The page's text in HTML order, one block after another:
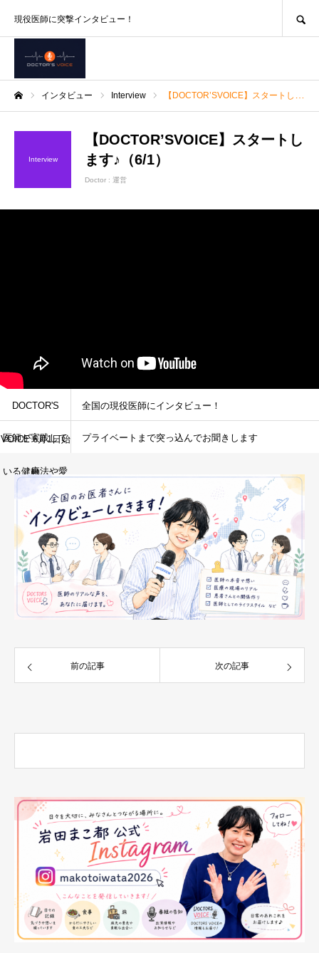
現役医師に突撃インタビュー！
インタビュー Interview 【DOCTOR’SVOICE】スタートします♪（6/1）
Interview
【DOCTOR’SVOICE】スタートし
ます♪（6/1）
Doctor : 運営
DOCTOR'S
VOICE 6月1日始
動
全国の現役医師にインタビュー！
医師が実践して
いる健康法や愛
用品など
プライベートまで突っ込んでお聞きします
前の記事 次の記事